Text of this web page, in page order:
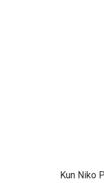
Kun Niko